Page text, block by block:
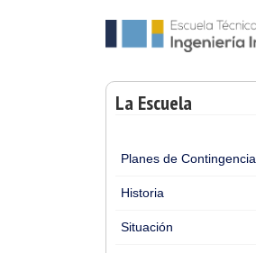
La Escuela
Planes de Contingencia
Historia
Situación